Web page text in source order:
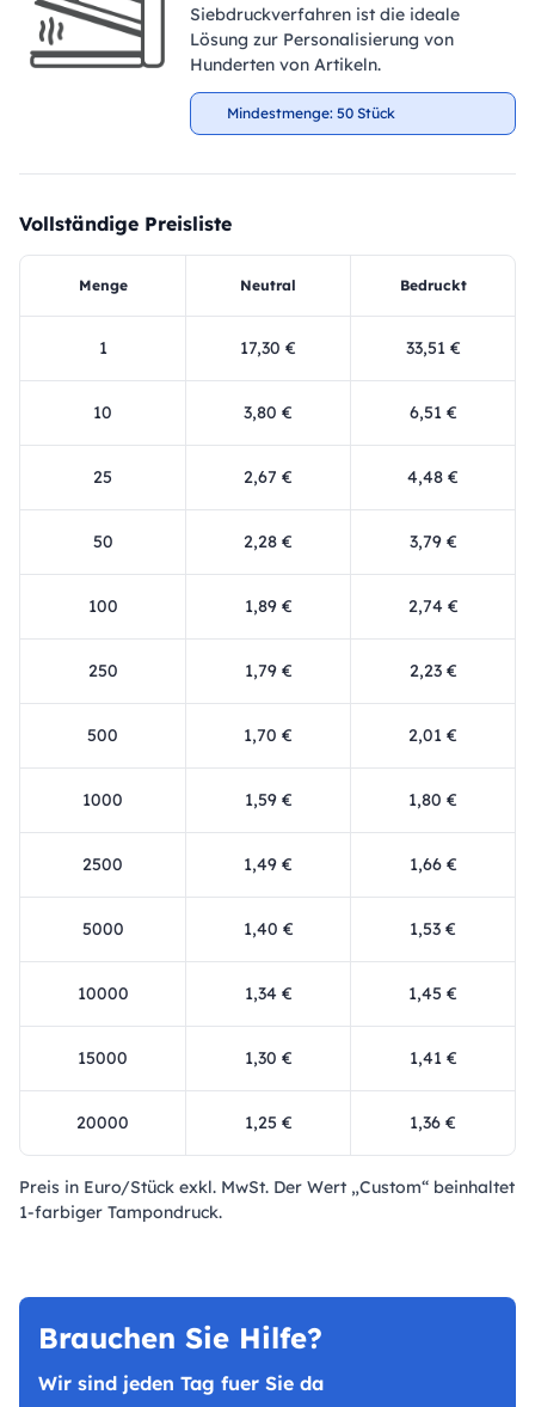
Siebdruckverfahren ist die ideale
Lösung zur Personalisierung von
Hunderten von Artikeln.
Mindestmenge: 50 Stück
Vollständige Preisliste
Menge Neutral Bedruckt
1 17,30 € 33,51 €
10 3,80 € 6,51 €
25 2,67 € 4,48 €
50 2,28 € 3,79 €
100 1,89 € 2,74 €
250 1,79 € 2,23 €
500 1,70 € 2,01 €
1000 1,59 € 1,80 €
2500 1,49 € 1,66 €
5000 1,40 € 1,53 €
10000 1,34 € 1,45 €
15000 1,30 € 1,41 €
20000 1,25 € 1,36 €
Preis in Euro/Stück exkl. MwSt. Der Wert „Custom“ beinhaltet
1-farbiger Tampondruck.
Brauchen Sie Hilfe?
Wir sind jeden Tag fuer Sie da